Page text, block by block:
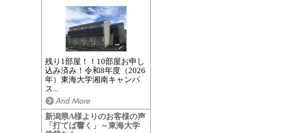
残り1部屋！！10部屋お申し
込み済み！令和8年度（2026
年）東海大学湘南キャンパ
ス...
新潟県A様よりのお客様の声
「打てば響く」～東海大学